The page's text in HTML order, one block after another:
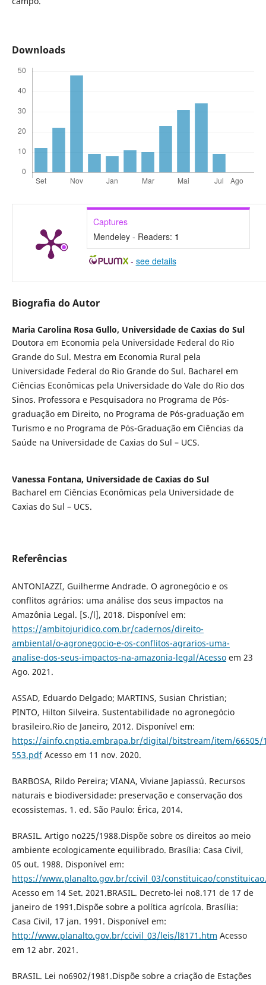
Downloads
Captures
Mendeley - Readers: 1
- see details
Biografia do Autor
Maria Carolina Rosa Gullo, Universidade de Caxias do Sul
Doutora em Economia pela Universidade Federal do Rio
Grande do Sul. Mestra em Economia Rural pela
Universidade Federal do Rio Grande do Sul. Bacharel em
Ciências Econômicas pela Universidade do Vale do Rio dos
Sinos. Professora e Pesquisadora no Programa de Pós-
graduação em Direito, no Programa de Pós-graduação em
Turismo e no Programa de Pós-Graduação em Ciências da
Saúde na Universidade de Caxias do Sul – UCS.
Vanessa Fontana, Universidade de Caxias do Sul
Bacharel em Ciências Econômicas pela Universidade de
Caxias do Sul – UCS.
Referências
ANTONIAZZI, Guilherme Andrade. O agronegócio e os
conflitos agrários: uma análise dos seus impactos na
Amazônia Legal. [S./l], 2018. Disponível em:
https://ambitojuridico.com.br/cadernos/direito-
ambiental/o-agronegocio-e-os-conflitos-agrarios-uma-
analise-dos-seus-impactos-na-amazonia-legal/Acessoem 23
Ago. 2021.
ASSAD, Eduardo Delgado; MARTINS, Susian Christian;
PINTO, Hilton Silveira. Sustentabilidade no agronegócio
brasileiro.Rio de Janeiro, 2012. Disponível em:
https://ainfo.cnptia.embrapa.br/digital/bitstream/item/66505/
553.pdfAcesso em 11 nov. 2020.
BARBOSA, Rildo Pereira; VIANA, Viviane Japiassú. Recursos
naturais e biodiversidade: preservação e conservação dos
ecossistemas. 1. ed. São Paulo: Érica, 2014.
BRASIL. Artigo no225/1988.Dispõe sobre os direitos ao meio
ambiente ecologicamente equilibrado. Brasília: Casa Civil,
05 out. 1988. Disponível em:
https://www.planalto.gov.br/ccivil_03/constituicao/
Acesso em 14 Set. 2021.BRASIL. Decreto-lei no8.171 de 17 de
janeiro de 1991.Dispõe sobre a política agrícola. Brasília:
Casa Civil, 17 jan. 1991. Disponível em:
http://www.planalto.gov.br/ccivil_03/leis/l8171.htm Acesso
em 12 abr. 2021.
BRASIL. Lei no6902/1981.Dispõe sobre a criação de Estações